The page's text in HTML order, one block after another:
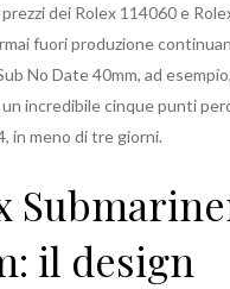
dei Rolex 114060 e
fuori produzione
No Date 40mm, ad
incredibile cinque punti
in meno di tre giorni.
il design